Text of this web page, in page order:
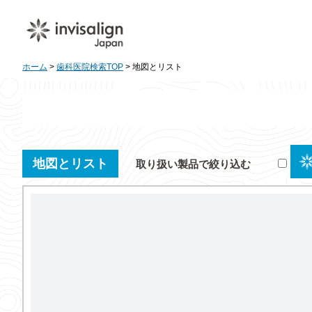
ホーム > 歯科医院検索TOP > 地図とリスト
地図とリスト 取り扱い製品で絞り込む